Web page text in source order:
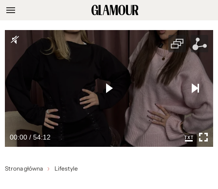
00:00 / 54:12
Strona główna Lifestyle